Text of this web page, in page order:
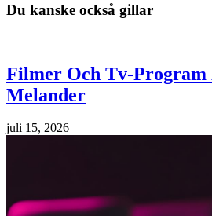
Du kanske också gillar
Filmer Och Tv-Program
Melander
juli 15, 2026